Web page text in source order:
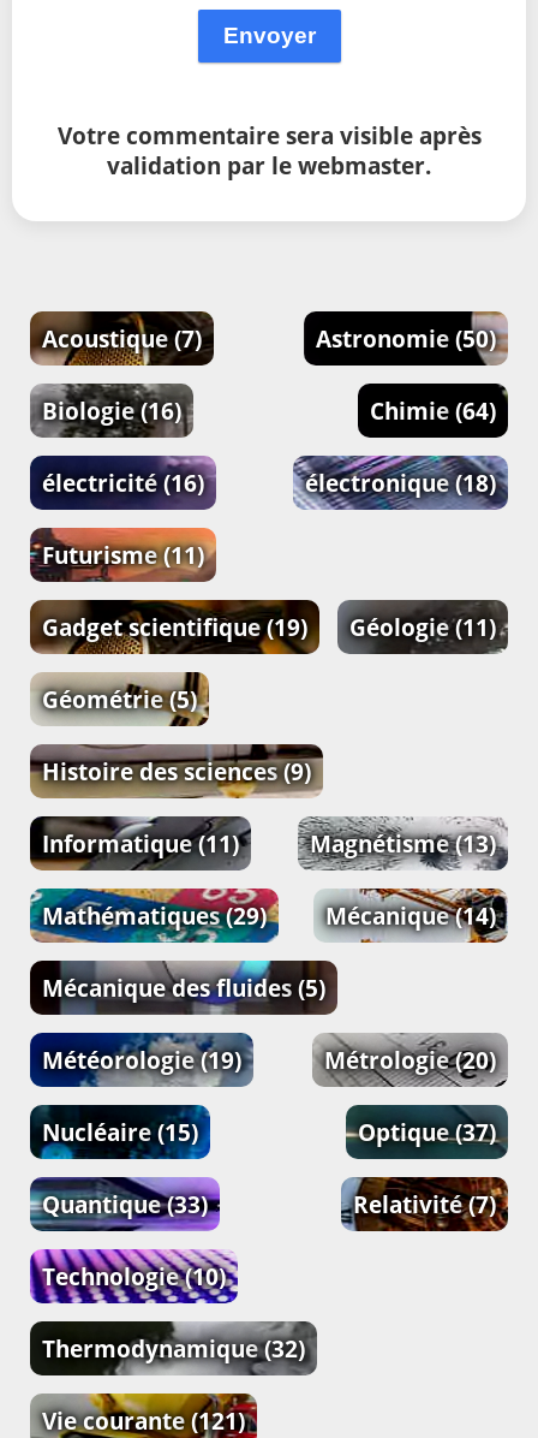
Envoyer
Votre commentaire sera visible après
validation par le webmaster.
Acoustique(7) Astronomie (50)
Biologie(16) Chimie (64)
électricité(16) électronique(18)
Futurisme(11)
Gadget scientifique(19) Géologie(11)
Géométrie(5)
Histoire des sciences(9)
Informatique(11) Magnétisme(13)
Mathématiques(29) Mécanique(14)
Mécanique des fluides (5)
Météorologie(19) Métrologie(20)
Nucléaire(15) Optique(37)
Quantique(33) Relativité(7)
Technologie(10)
Thermodynamique(32)
Vie courante(121)